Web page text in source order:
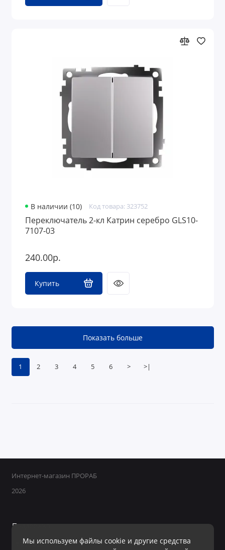
В наличии (10) Код товара: 323752
Переключатель 2-кл Катрин серебро GLS10-
7107-03
240.00р.
Купить
1 2 3 4 5 6 > >|
Показать больше
Мы используем файлы cookie и другие средства
Интернет-магазин ПРОРАБ
2026
Поддержка
+7 950 800-40-09